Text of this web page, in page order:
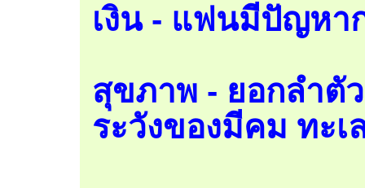
เงิน - แฟนมีปัญหา
สุขภาพ - ยอกลำตั
ระวังของมีคม ทะเ